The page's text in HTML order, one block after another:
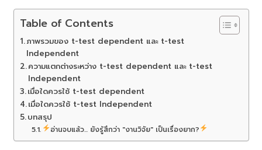
Table of Contents
ภาพรวมของ t-test dependent และ t-test
Independent
ความแตกต่างระหว่าง t-test dependent และ t-test
Independent
เมื่อใดควรใช้ t-test dependent
เมื่อใดควรใช้ t-test Independent
บทสรุป
อ่านจบแล้ว... ยังรู้สึกว่า "งานวิจัย" เป็นเรื่องยาก?